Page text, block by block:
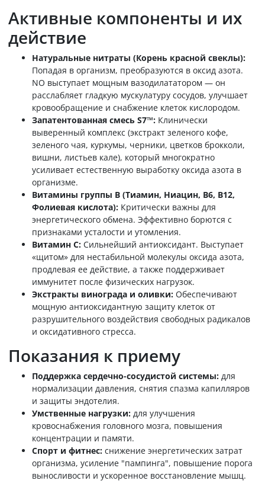
Активные компоненты и их
действие
Натуральные нитраты (Корень красной свеклы):
Попадая в организм, преобразуются в оксид азота.
NO выступает мощным вазодилататором — он
расслабляет гладкую мускулатуру сосудов, улучшает
кровообращение и снабжение клеток кислородом.
Запатентованная смесь S7™: Клинически
выверенный комплекс (экстракт зеленого кофе,
зеленого чая, куркумы, черники, цветков брокколи,
вишни, листьев кале), который многократно
усиливает естественную выработку оксида азота в
организме.
Витамины группы B (Тиамин, Ниацин, B6, B12,
Фолиевая кислота): Критически важны для
энергетического обмена. Эффективно борются с
признаками усталости и утомления.
Витамин C: Сильнейший антиоксидант. Выступает
«щитом» для нестабильной молекулы оксида азота,
продлевая ее действие, а также поддерживает
иммунитет после физических нагрузок.
Экстракты винограда и оливки: Обеспечивают
мощную антиоксидантную защиту клеток от
разрушительного воздействия свободных радикалов
и оксидативного стресса.
Показания к приему
Поддержка сердечно-сосудистой системы: для
нормализации давления, снятия спазма капилляров
и защиты эндотелия.
Умственные нагрузки: для улучшения
кровоснабжения головного мозга, повышения
концентрации и памяти.
Спорт и фитнес: снижение энергетических затрат
организма, усиление "пампинга", повышение порога
выносливости и ускоренное восстановление мышц.